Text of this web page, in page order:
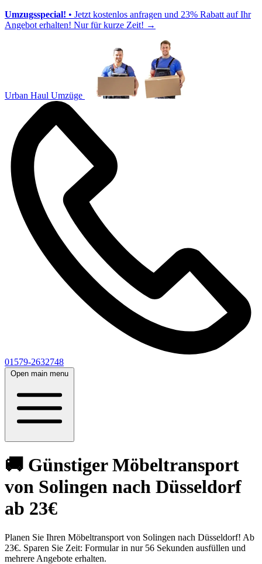
Umzugsspecial! • Jetzt kostenlos anfragen und 23% Rabatt auf Ihr
Angebot erhalten! Nur für kurze Zeit! →
Urban Haul Umzüge
01579-2632748
Open main menu
🚚 Günstiger Möbeltransport
von Solingen nach Düsseldorf
ab 23€
Planen Sie Ihren Möbeltransport von Solingen nach Düsseldorf! Ab
23€. Sparen Sie Zeit: Formular in nur 56 Sekunden ausfüllen und
mehrere Angebote erhalten.